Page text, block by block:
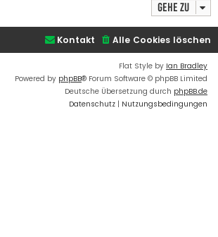
Gehe zu
Alle Cookies löschen
Kontakt
Flat Style by Ian Bradley
Powered by phpBB® Forum Software © phpBB Limited
Deutsche Übersetzung durch phpBB.de
Datenschutz | Nutzungsbedingungen